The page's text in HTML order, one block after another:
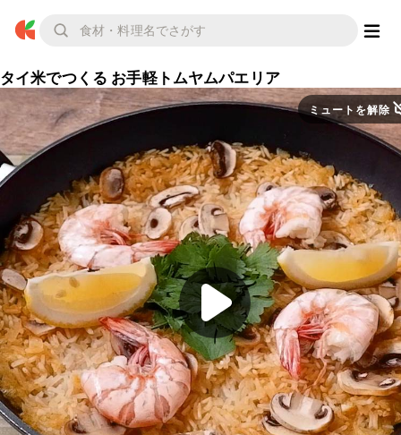
タイ米でつくる お手軽トムヤムパエリア
ミュートを解除